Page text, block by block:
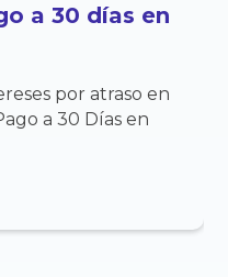
a 30 días en
por atraso en
a 30 Días en